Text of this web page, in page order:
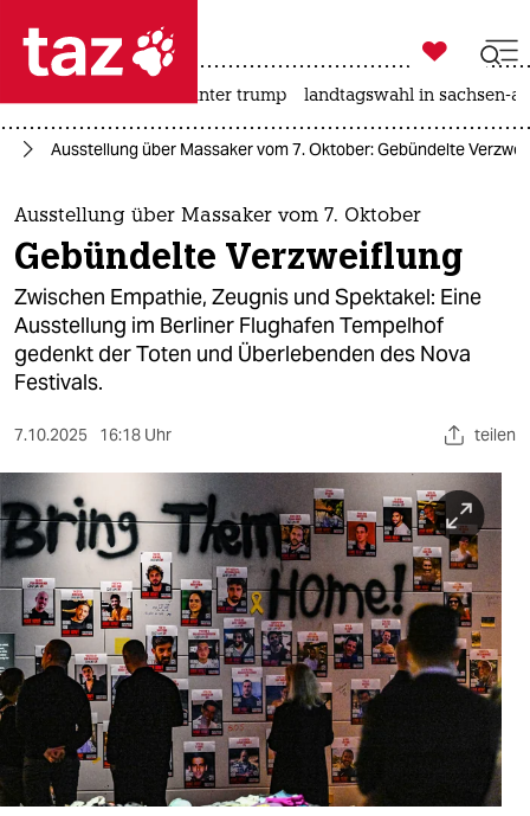
 taz zahl ich
taz zahl ich
themen
politik
öko
gesellschaft
kultur
sport
berlin
nord
wahrheit
verlag
veranstaltungen

taz zahl ich
usa unter trump landtagswahl in sachsen-
Ausstellung über Massaker vom 7. Oktober: Gebündelte
Ausstellung über Massaker vom 7. Oktober
Gebündelte Verzweiflung
Zwischen Empathie, Zeugnis und Spektakel: Eine
Ausstellung im Berliner Flughafen Tempelhof
gedenkt der Toten und Überlebenden des Nova
Festivals.
7.10.2025 16:18 Uhr teilen